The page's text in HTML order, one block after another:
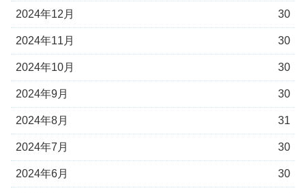
2024年12月 30
2024年11月 30
2024年10月 30
2024年9月 30
2024年8月 31
2024年7月 30
2024年6月 30